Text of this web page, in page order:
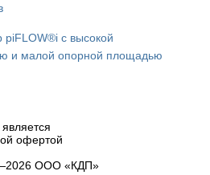
piFLOW®i с высокой
и малой опорной площадью
офертой
ООО «КДП»